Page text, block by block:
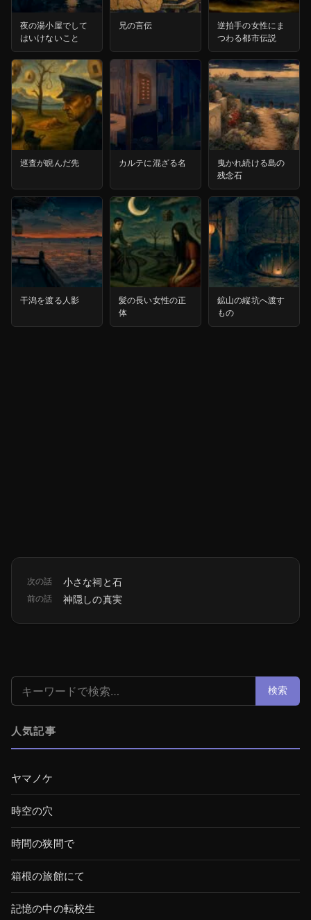
夜の湯小屋でして
はいけないこと
兄の言伝
逆拍手の女性にま
つわる都市伝説
巡査が睨んだ先 カルテに混ざる名
曳かれ続ける島の
残念石
干潟を渡る人影
髪の長い女性の正
体
鉱山の縦坑へ渡す
もの
次の話 小さな祠と石
前の話 神隠しの真実
検索: 検索
人気記事
ヤマノケ
時空の穴
時間の狭間で
箱根の旅館にて
記憶の中の転校生